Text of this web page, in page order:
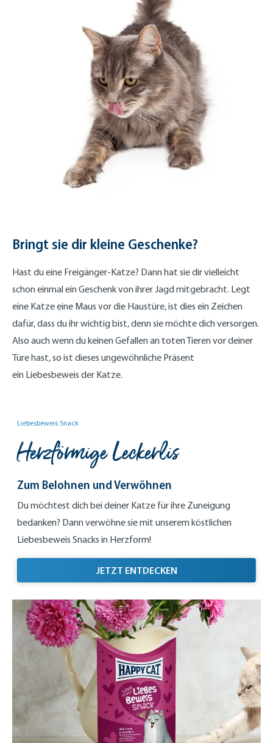
Bringt sie dir kleine Geschenke?
Hast du eine Freigänger-Katze? Dann hat sie dir vielleicht
schon einmal ein Geschenk von ihrer Jagd mitgebracht. Legt
eine Katze eine Maus vor die Haustüre, ist dies ein Zeichen
dafür, dass du ihr wichtig bist, denn sie möchte dich versorgen.
Also auch wenn du keinen Gefallen an toten Tieren vor deiner
Türe hast, so ist dieses ungewöhnliche Präsent
ein Liebesbeweis der Katze.
Liebesbeweis Snack
Herzförmige Leckerlis
Zum Belohnen und Verwöhnen
Du möchtest dich bei deiner Katze für ihre Zuneigung
bedanken? Dann verwöhne sie mit unserem köstlichen
Liebesbeweis Snacks in Herzform!
JETZT ENTDECKENZUM BELOHNEN UND